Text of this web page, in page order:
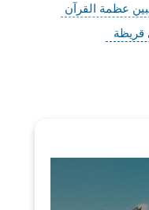
عظمة القرآن
قريظة